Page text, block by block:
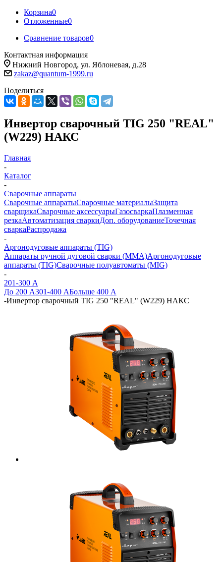
Корзина0
Отложенные0
Сравнение товаров0
Контактная информация
Нижний Новгород, ул. Яблоневая, д.28
zakaz@quantum-1999.ru
Поделиться
Инвертор сварочный TIG 250 "REAL"
(W229) НАКС
Главная
-
Каталог
-
Сварочные аппараты
Сварочные аппаратыСварочные материалыЗащита
сварщикаСварочные аксессуарыГазосваркаПлазменная
резкаАвтоматизация сваркиДоп. оборудованиеТочечная
сваркаРаспродажа
-
Аргонодуговые аппараты (TIG)
Аппараты ручной дуговой сварки (MMA)Аргонодуговые
аппараты (TIG)Сварочные полуавтоматы (MIG)
-
201-300 А
До 200 А301-400 АБольше 400 А
-Инвертор сварочный TIG 250 "REAL" (W229) НАКС